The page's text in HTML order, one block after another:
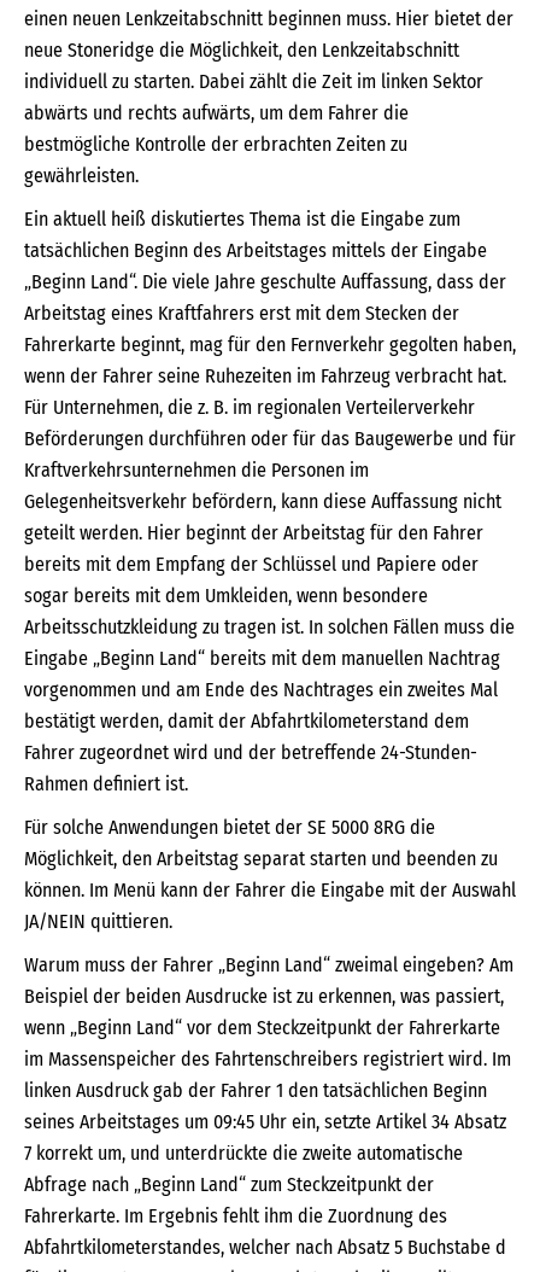
einen neuen Lenkzeitabschnitt beginnen muss. Hier bietet der
neue Stoneridge die Möglichkeit, den Lenkzeitabschnitt
individuell zu starten. Dabei zählt die Zeit im linken Sektor
abwärts und rechts aufwärts, um dem Fahrer die
bestmögliche Kontrolle der erbrachten Zeiten zu
gewährleisten.
Ein aktuell heiß diskutiertes Thema ist die Eingabe zum
tatsächlichen Beginn des Arbeitstages mittels der Eingabe
„Beginn Land“. Die viele Jahre geschulte Auffassung, dass der
Arbeitstag eines Kraftfahrers erst mit dem Stecken der
Fahrerkarte beginnt, mag für den Fernverkehr gegolten haben,
wenn der Fahrer seine Ruhezeiten im Fahrzeug verbracht hat.
Für Unternehmen, die z. B. im regionalen Verteilerverkehr
Beförderungen durchführen oder für das Baugewerbe und für
Kraftverkehrsunternehmen die Personen im
Gelegenheitsverkehr befördern, kann diese Auffassung nicht
geteilt werden. Hier beginnt der Arbeitstag für den Fahrer
bereits mit dem Empfang der Schlüssel und Papiere oder
sogar bereits mit dem Umkleiden, wenn besondere
Arbeitsschutzkleidung zu tragen ist. In solchen Fällen muss die
Eingabe „Beginn Land“ bereits mit dem manuellen Nachtrag
vorgenommen und am Ende des Nachtrages ein zweites Mal
bestätigt werden, damit der Abfahrtkilometerstand dem
Fahrer zugeordnet wird und der betreffende 24-Stunden-
Rahmen definiert ist.
Für solche Anwendungen bietet der SE 5000 8RG die
Möglichkeit, den Arbeitstag separat starten und beenden zu
können. Im Menü kann der Fahrer die Eingabe mit der Auswahl
JA/NEIN quittieren.
Warum muss der Fahrer „Beginn Land“ zweimal eingeben? Am
Beispiel der beiden Ausdrucke ist zu erkennen, was passiert,
wenn „Beginn Land“ vor dem Steckzeitpunkt der Fahrerkarte
im Massenspeicher des Fahrtenschreibers registriert wird. Im
linken Ausdruck gab der Fahrer 1 den tatsächlichen Beginn
seines Arbeitstages um 09:45 Uhr ein, setzte Artikel 34 Absatz
7 korrekt um, und unterdrückte die zweite automatische
Abfrage nach „Beginn Land“ zum Steckzeitpunkt der
Fahrerkarte. Im Ergebnis fehlt ihm die Zuordnung des
Abfahrtkilometerstandes, welcher nach Absatz 5 Buchstabe d